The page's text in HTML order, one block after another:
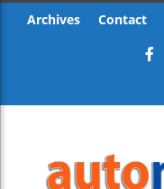
Archives Contact